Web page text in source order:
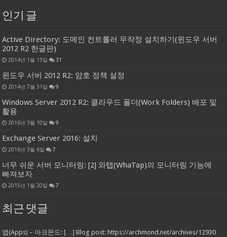
인기 글
Active Directory: 도메인 컨트롤러 무작정 설치하기(윈도우 서버
2012 R2 한글판)
2014년 1월 13일 31
윈도우 서버 2012 R2: 암호 정책 설정
2014년 7월 31일 9
Windows Server 2012 R2: 클라우드 폴더(Work Folders) 배포 및
활용
2016년 3월 10일 9
Exchange Server 2016: 설치
2016년 3월 6일 7
너무 쉬운 서버 모니터링: [2] 와탭(WhaTap)의 모니터링 기능에
빠져보자
2015년 1월 20일 7
최근 댓글
앱(Apps) – 아크몬드: […] Blog post: https://archmond.net/archives/12930